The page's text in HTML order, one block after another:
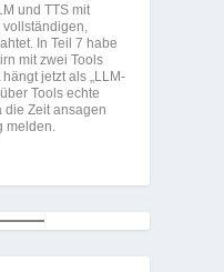
und TTS mit
vollständigen,
In Teil 7 habe
mit zwei Tools
jetzt als „LLM-
Tools echte
die Zeit ansagen
melden.